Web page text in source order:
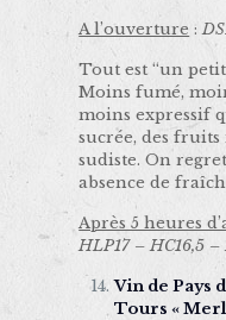
A l’ouverture :
Tout est “un
Moins fumé,
moins expressif
sucrée, des
sudiste. On
absence de
Après 5 heures
HLP17 – HC16,5 –
Vin de Pays
Tours «